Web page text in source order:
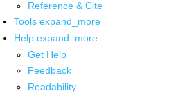
Reference & Cite
Tools expand_more
Help expand_more
Get Help
Feedback
Readability